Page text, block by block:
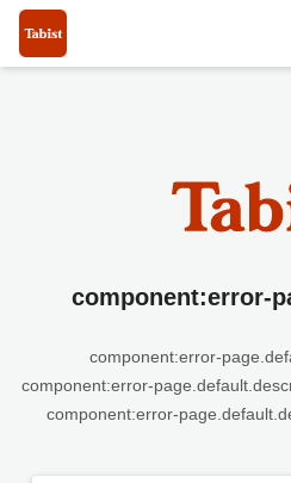
component:error-
component:error-
component:error-
component:error-